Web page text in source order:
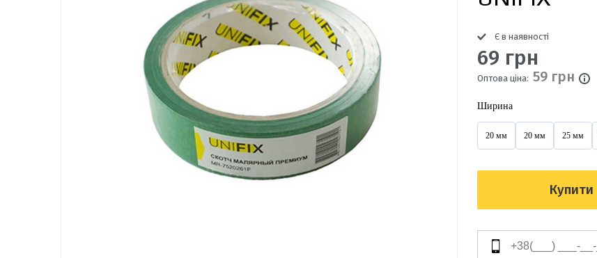
Є в наявності
69 грн
Оптова ціна: 59 грн
Ширина
20 мм 20 мм 25 мм
Купити